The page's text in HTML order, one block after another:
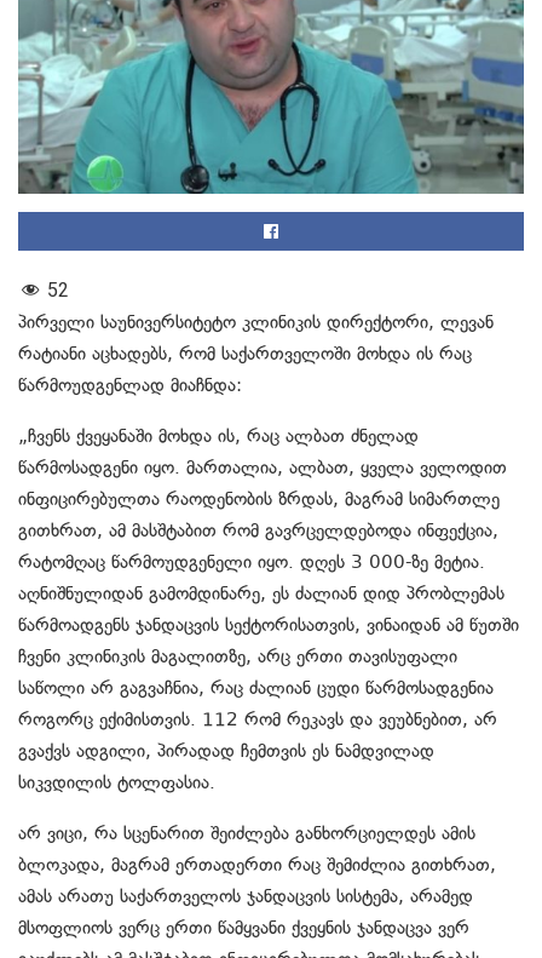
52
პირველი საუნივერსიტეტო კლინიკის დირექტორი, ლევან
რატიანი აცხადებს, რომ საქართველოში მოხდა ის რაც
წარმოუდგენლად მიაჩნდა:
„ჩვენს ქვეყანაში მოხდა ის, რაც ალბათ ძნელად
წარმოსადგენი იყო. მართალია, ალბათ, ყველა ველოდით
ინფიცირებულთა რაოდენობის ზრდას, მაგრამ სიმართლე
გითხრათ, ამ მასშტაბით რომ გავრცელდებოდა ინფექცია,
რატომღაც წარმოუდგენელი იყო. დღეს 3 000-ზე მეტია.
აღნიშნულიდან გამომდინარე, ეს ძალიან დიდ პრობლემას
წარმოადგენს ჯანდაცვის სექტორისათვის, ვინაიდან ამ წუთში
ჩვენი კლინიკის მაგალითზე, არც ერთი თავისუფალი
საწოლი არ გაგვაჩნია, რაც ძალიან ცუდი წარმოსადგენია
როგორც ექიმისთვის. 112 რომ რეკავს და ვეუბნებით, არ
გვაქვს ადგილი, პირადად ჩემთვის ეს ნამდვილად
სიკვდილის ტოლფასია.
არ ვიცი, რა სცენარით შეიძლება განხორციელდეს ამის
ბლოკადა, მაგრამ ერთადერთი რაც შემიძლია გითხრათ,
ამას არათუ საქართველოს ჯანდაცვის სისტემა, არამედ
მსოფლიოს ვერც ერთი წამყვანი ქვეყნის ჯანდაცვა ვერ